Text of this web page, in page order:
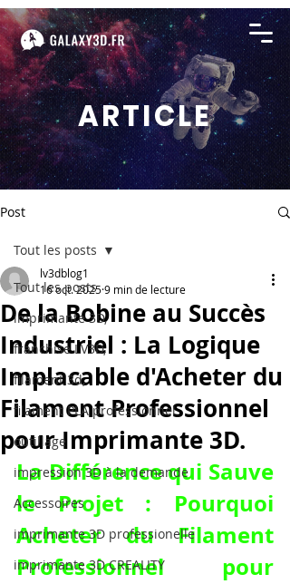
ARTICLE
Post
Tout les posts
imprimante 3D,
franchise LV3D,
filament 3d,
filament PLA professionnel
outillage
impression 3D à la demande
Accessoires
imprimante 3D professionelle
imprimante 3D CREALITY
Tout les posts
De la Bobine au Succès
Industriel : La Logique
Implacable d'Acheter du
Filament Professionnel
pour Imprimante 3D.
lv3dblog1
16 oct. 20259 min de lecture
La Différence qui Sauve
Acheter du Filament
Professionnel pour